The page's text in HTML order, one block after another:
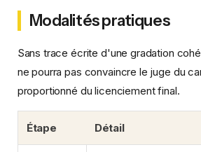
Modalités pratiques
Sans trace écrite d'une gradation
ne pourra pas convaincre le juge du
proportionné du licenciement final.
Étape Détail